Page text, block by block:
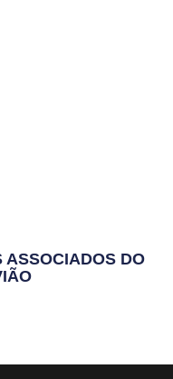
ASSOCIADOS DO